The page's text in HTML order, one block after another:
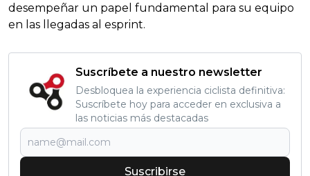
desempeñar un papel fundamental para su equipo
en las llegadas al esprint.
Suscríbete a nuestro newsletter
Desbloquea la experiencia ciclista definitiva:
Suscríbete hoy para acceder en exclusiva a
las noticias más destacadas
Suscribirse